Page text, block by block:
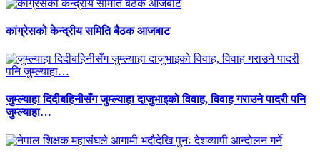
कांग्रेसको केन्द्रीय समिति बैठक आजबाट
जुम्ल्याहा दिदीबहिनीसँग जुम्ल्याहा दाजुभाइको विवाह, विवाह गराउने पादरी पनि
जुम्ल्याहा…